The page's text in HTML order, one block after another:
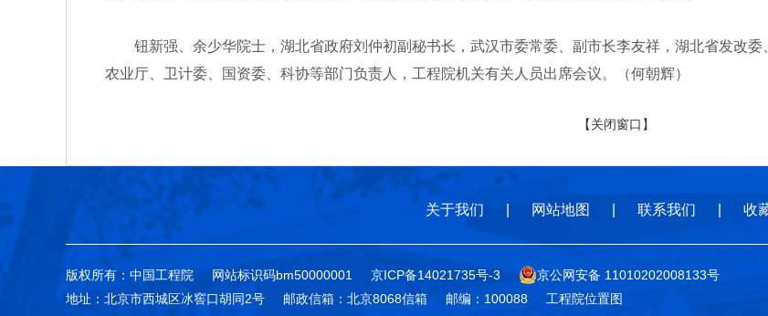
钮新强、余少华院士，湖北省政府刘仲初副秘书长，武汉市委常委、副市长李友祥，湖北省发改委
农业厅、卫计委、国资委、科协等部门负责人，工程院机关有关人员出席会议。（何朝辉）
【关闭窗口】
关于我们 网站地图 联系我们 收
版权所有：中国工程院 网站标识码bm50000001 京ICP备14021735号-3
京公网安备 11010202008133号
地址：北京市西城区冰窖口胡同2号
邮政信箱：北京8068信箱 邮编：100088
工程院位置图